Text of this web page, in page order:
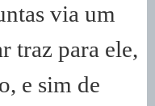
via um
traz para ele,
e sim de